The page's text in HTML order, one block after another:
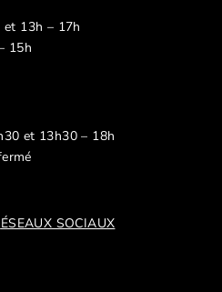
13h – 17h
15h
et 13h30 – 18h
ÉSEAUX SOCIAUX